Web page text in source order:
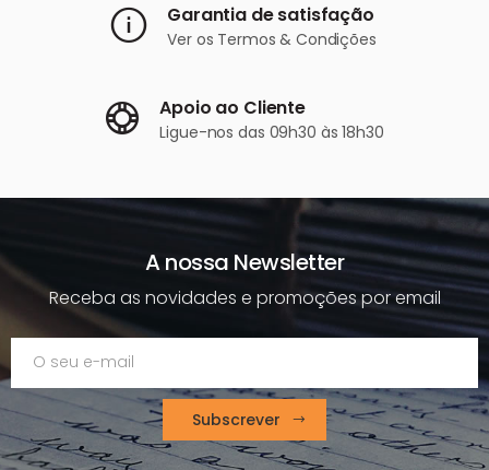
Garantia de satisfação
Ver os Termos & Condições
Apoio ao Cliente
Ligue-nos das 09h30 às 18h30
A nossa Newsletter
Receba as novidades e promoções por email
Subscrever